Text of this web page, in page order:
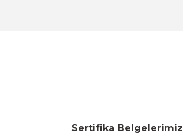
Sertifika Belgelerimiz